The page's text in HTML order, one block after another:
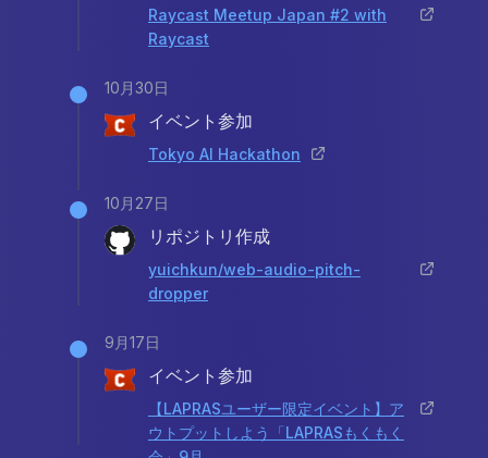
Raycast Meetup Japan #2 with
Raycast
10月30日
イベント参加
Tokyo AI Hackathon
10月27日
リポジトリ作成
yuichkun/web-audio-pitch-
dropper
9月17日
イベント参加
【LAPRASユーザー限定イベント】ア
ウトプットしよう「LAPRASもくもく